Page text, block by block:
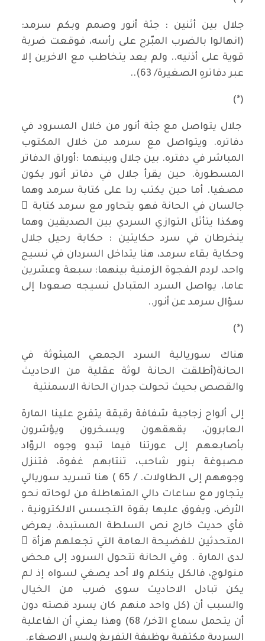
جلال بين أثنين : جثة أنور وصمم وبكم سرمد:
(انهالوا بالضرب المبّرح على رأسه، فوقعت ضربة
قوية على أذنيه.. ولم يعد يتخاطب مع الاخرين إلا
عبر دفاترهِ الصغيرة/ 63)..
(*)
جلال يتواصل مع جثة أنور من خلال المسرود في
دفاتره. ويتواصل مع سرمد من خلال المكتوب
المباشر في دفتره. بين جلال وبينهما :أوراق الدفاتر
المسطورة. حين يقرأ جلال في دفاتر أنور يكون
مصغيا. أما حين يكتب ردا على كتابة سرمد وهما
جالسان في الحانة فهو يتحاور مع سرمد كتابة ً
وهكذا يتأثل التوازي السردي بين الصديقين وهما
ينخرطان في سرد حكايتين : حكاية رحيل جلال
وحكاية بقاء سرمد، هنا يتداخل السردان في نسيج
واحد، لردم الفجوة الزمنية بينهما: سبعة وعشرين
عاما، يواصل السرد المتبادل نسيجه صعودا إلى
سؤال سرمد عن أنور..
(*)
هناك سوريالية السرد الجمعي المبثوثة في
الحانة(أطلقت الحانة لوثة عقلية من الاحاديث
والقصص بحيث تحولت جدران الحانة الاسمنتية
إلى ألواح زجاجية شفافة رقيقة يتفرج علينا المارة
العابرون، يقهقهون ويسخرون ويؤشرون
بأصابعهم إلى عورتنا فيما تبدو وجوه الروّاد
مصبوغة بنور شاحب، تنتابهم غفوة، فتنزل
وجوههم إلى الطاولات. / 65 ) هنا تسريد سوريالي
يتجاور مع ساعات دالي المتهاطلة من لوحاته نحو
الأرض، ويفوق عليها بقوة التجسس الالكترونية ،
فأي حديث خارج نص السلطة المستبدة، يعرض
المتحدثين للفضيحة العامة التي تجعلهم هزأة ً
لدى المارة . وفي الحانة تتحول السرود إلى محض
منولوج، فالكل يتكلم ولا أحد يصغي لسواه إذ لم
يكن تبادل الاحاديث سوى ضرب من الخيال
والسبب أن (كل واحد منهم كان يسرد قصته دون
أن يتحمل سماع الآخر/ 68) وهذا يعني أن الفاعلية
السردية مكتفية بوظيفة التفريغ وليس الاصغاء.